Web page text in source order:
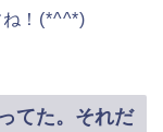
ね！(*^^*)
てた。それだ